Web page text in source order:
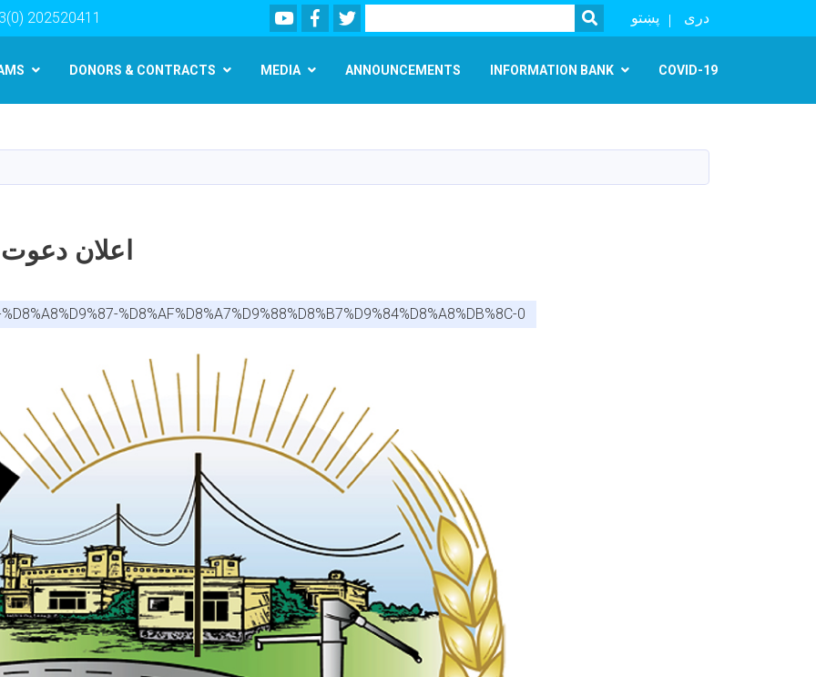
content
202520411 YoutubeFacebookTwitter
Search SEARCH
پښتو دری
DONORS & CONTRACTS MEDIA ANNOUNCEMENTS INFORMATION BANK COVID-19
اعلان
%D8%AF%D8%A7%D9%88%D8%B7%D9%84%D8%A8%DB%8C-0